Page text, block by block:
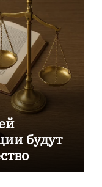
будут